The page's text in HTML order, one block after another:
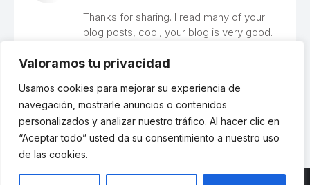
Valoramos tu privacidad
Usamos cookies para mejorar su experiencia de
navegación, mostrarle anuncios o contenidos
personalizados y analizar nuestro tráfico. Al hacer clic en
“Aceptar todo” usted da su consentimiento a nuestro uso
de las cookies.
Thanks for sharing. I read many of your
blog posts, cool, your blog is very good.
Los comentarios están cerrados